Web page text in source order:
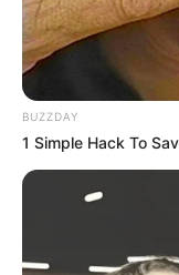
BUZZDAY
1 Simple Hack To